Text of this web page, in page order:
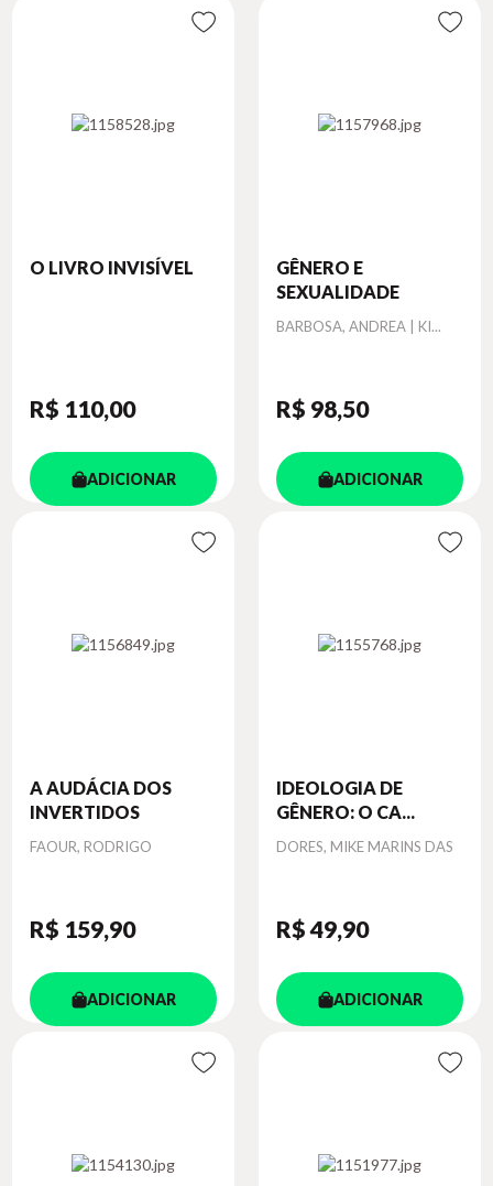
O LIVRO INVISÍVEL
R$ 110,00
ADICIONAR
GÊNERO E
SEXUALIDADE
Autor
BARBOSA, ANDREA | KI...
R$ 98,50
ADICIONAR
A AUDÁCIA DOS
INVERTIDOS
Autor
FAOUR, RODRIGO
R$ 159,90
ADICIONAR
IDEOLOGIA DE
GÊNERO: O CA...
Autor
DORES, MIKE MARINS DAS
R$ 49,90
ADICIONAR